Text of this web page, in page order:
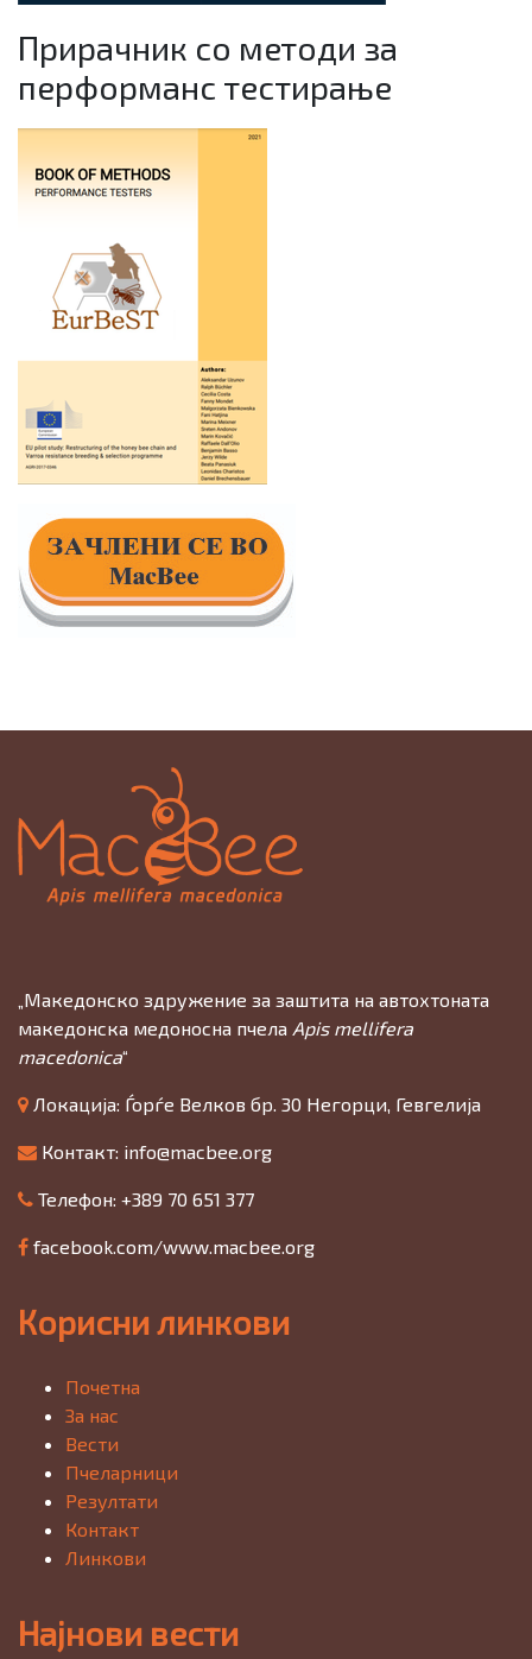
Прирачник со методи за
перформанс тестирање
„Македонско здружение за заштита на автохтоната
македонска медоносна пчела Apis mellifera
macedonica“
Локација: Ѓорѓе Велков бр. 30 Негорци, Гевгелија
Контакт: info@macbee.org
Телефон: +389 70 651 377
facebook.com/www.macbee.org
Корисни линкови
Почетна
За нас
Вести
Пчеларници
Резултати
Контакт
Линкови
Најнови вести